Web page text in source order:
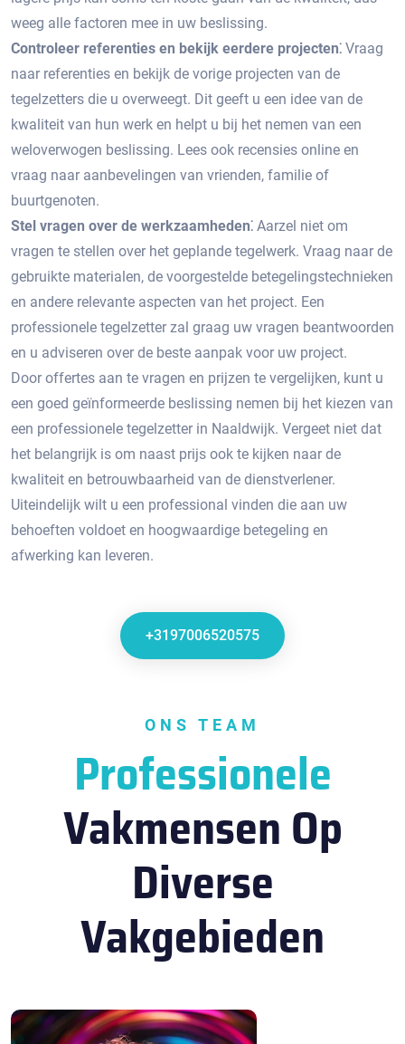
weeg alle factoren mee in uw beslissing.​
Controleer referenties en bekijk eerdere projecten⁚ Vraag
naar referenties en bekijk de vorige projecten van de
tegelzetters die u overweegt.​ Dit geeft u een idee van de
kwaliteit van hun werk en helpt u bij het nemen van een
weloverwogen beslissing.​ Lees ook recensies online en
vraag naar aanbevelingen van vrienden, familie of
buurtgenoten.​
Stel vragen over de werkzaamheden⁚ Aarzel niet om
vragen te stellen over het geplande tegelwerk.​ Vraag naar de
gebruikte materialen, de voorgestelde betegelingstechnieken
en andere relevante aspecten van het project.​ Een
professionele tegelzetter zal graag uw vragen beantwoorden
en u adviseren over de beste aanpak voor uw project.​
Door offertes aan te vragen en prijzen te vergelijken, kunt u
een goed geïnformeerde beslissing nemen bij het kiezen van
een professionele tegelzetter in Naaldwijk. Vergeet niet dat
het belangrijk is om naast prijs ook te kijken naar de
kwaliteit en betrouwbaarheid van de dienstverlener.​
Uiteindelijk wilt u een professional vinden die aan uw
behoeften voldoet en hoogwaardige betegeling en
afwerking kan leveren.​
+3197006520575
ONS TEAM
Professionele
Vakmensen Op
Diverse
Vakgebieden